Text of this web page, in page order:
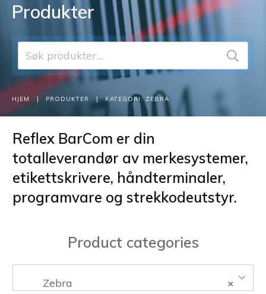
Produkter
Søk
etter:
HJEM | PRODUKTER | KATEGORI: ZEBRA
Reflex BarCom er din
totalleverandør av merkesystemer,
etikettskrivere, håndterminaler,
programvare og strekkodeutstyr.
Product categories
×
Zebra